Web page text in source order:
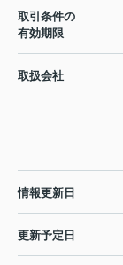
取引条件の
有効期限
取扱会社
情報更新日
更新予定日